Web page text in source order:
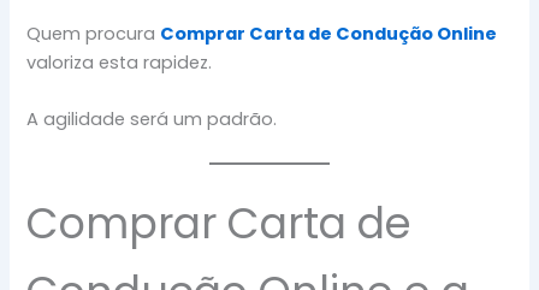
Quem procura Comprar Carta de Condução Online
valoriza esta rapidez.
A agilidade será um padrão.
Comprar Carta de